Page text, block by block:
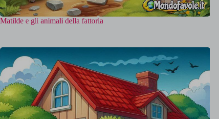
Matilde e gli animali della fattoria